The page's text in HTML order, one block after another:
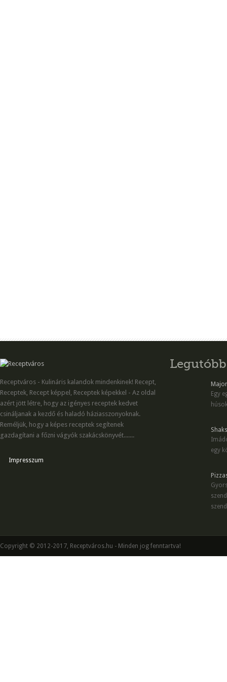
Receptváros - Kulináris kalandok mindenkinek! Recept,
Receptek, Recept képpel, Receptek képekkel - Az oldal
azért jött létre, hogy az igényes receptek kedvet
csináljanak a kezdő és haladó háziasszonyoknak.
Reméljük, hogy a képes receptek segítenek
gazdagítani a főzni vágyók szakácskönyvét.......
Impresszum
Egy
egy
Copyright © 2012-2017, Receptváros.hu - Minden jog fenntartva!